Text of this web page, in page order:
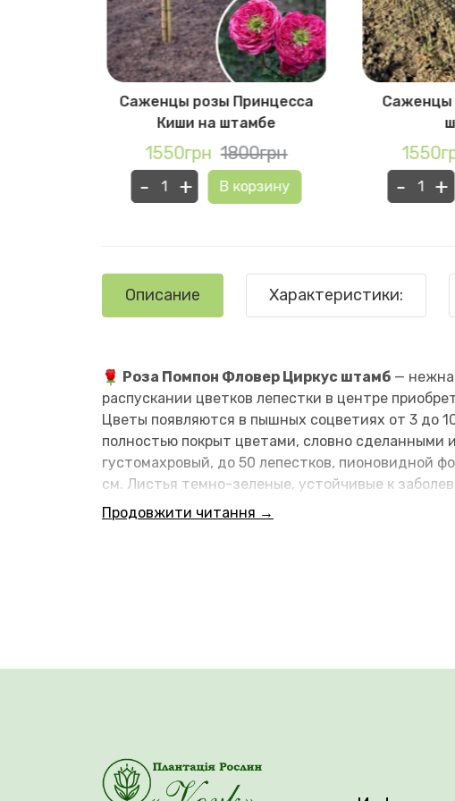
Саженцы розы Принцесса
Киши на штамбе
1550грн 1800грн
- + В корзину
Саженцы
- +
Описание Характеристики:
Роза Помпон Фловер Циркус штамб —
распускании цветков лепестки в центре
Цветы появляются в пышных соцветиях от 3 до
полностью покрыт цветами, словно сделанными
густомахровый, до 50 лепестков, пионовидной
см. Листья темно-зеленые, устойчивые к
отлично подходит для выращивания в горшках.
Возраст саженца: 3 года.
Продовжити читання →